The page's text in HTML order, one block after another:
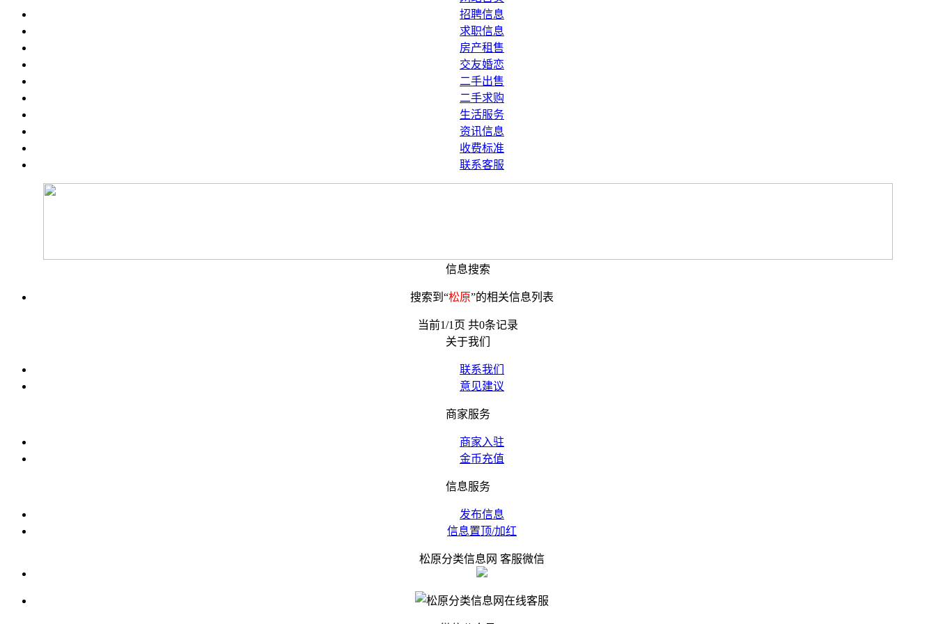
招聘信息
求职信息
房产租售
交友婚恋
二手出售
二手求购
生活服务
资讯信息
收费标准
联系客服
信息搜索
搜索到“松原”的相关信息列表
当前1/1页 共0条记录
关于我们
联系我们
意见建议
商家服务
商家入驻
金币充值
信息服务
发布信息
信息置顶/加红
松原分类信息网 客服微信